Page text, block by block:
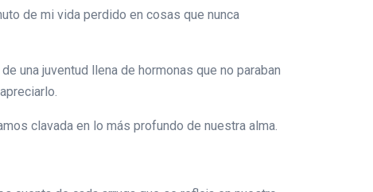
de mi vida perdido en cosas que nunca
una juventud llena de hormonas que no paraban
clavada en lo más profundo de nuestra alma.